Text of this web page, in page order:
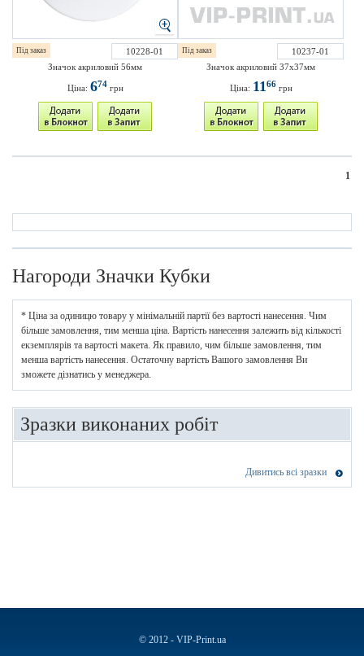
Під заказ
10228-01
Значок акриловий 56мм
Ціна: 674грн
Під заказ
10237-01
Значок акриловий 37х37мм
Ціна: 1166грн
1
Нагороди Значки Кубки
* Ціна за одиницю товару у мінімальній партії без вартості нанесення. Чим
більше замовлення, тим менша ціна. Вартість нанесення залежить від кількості
екземплярів та вартості макета. Як правило, чим більше замовлення, тим
менша вартість нанесення. Остаточну вартість Вашого замовлення Ви
зможете дізнатись у менеджера.
Зразки виконаних робіт
Дивитись всі зразки
© 2012 - VIP-Print.ua